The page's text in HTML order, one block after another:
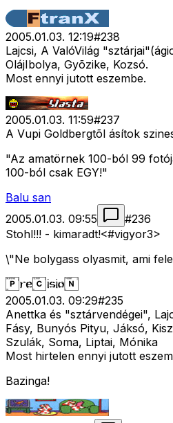
2005.01.03. 12:19#238
Lajcsi, A ValóVilág
OlájIbolya, Gyõzike, Kozsó.
Most ennyi jutott eszembe.
2005.01.03. 11:59#237
A Vupi Goldbergtõl ásítok
"Az amatörnek 100-ból 99
100-ból csak EGY!"
Balu san
2005.01.03. 09:55
#236
Stohl!!! - kimaradt!<#vigyor3>
\"Ne bolygass olyasmit, ami
2005.01.03. 09:29#235
Anettka és "sztárvendégei",
Fásy, Bunyós Pityu, Jáksó,
Szulák, Soma, Liptai, Mónika
Most hirtelen ennyi jutott
Bazinga!